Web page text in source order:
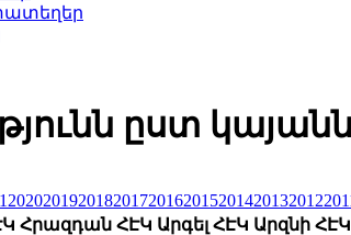
ըստ
202020192018201720162015201420132012
Հրազդան ՀԷԿ Արգել ՀԷԿ Արզնի ՀԷԿ